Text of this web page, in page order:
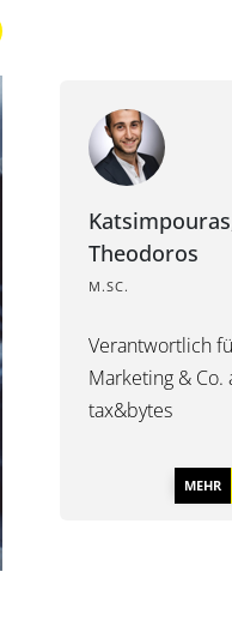
Theodoros
M.SC.
Verantwortlich
Marketing & Co.
tax&bytes
MEHR